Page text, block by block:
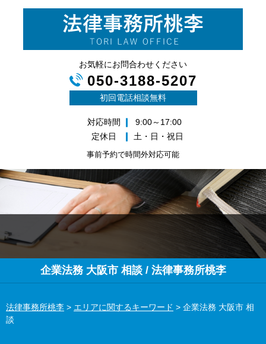
お気軽にお問合わせください
050-3188-5207
初回電話相談無料
対応時間
9:00～17:00
定休日
土・日・祝日
事前予約で時間外対応可能
企業法務 大阪市 相談 / 法律事務所桃李
法律事務所桃李 > エリアに関するキーワード > 企業法務 大阪市 相
談